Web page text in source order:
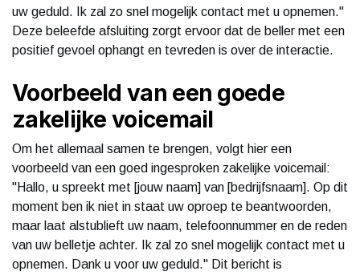
uw geduld. Ik zal zo snel mogelijk contact met u opnemen."
Deze beleefde afsluiting zorgt ervoor dat de beller met een
positief gevoel ophangt en tevreden is over de interactie.
Voorbeeld van een goede
zakelijke voicemail
Om het allemaal samen te brengen, volgt hier een
voorbeeld van een goed ingesproken zakelijke voicemail:
"Hallo, u spreekt met [jouw naam] van [bedrijfsnaam]. Op dit
moment ben ik niet in staat uw oproep te beantwoorden,
maar laat alstublieft uw naam, telefoonnummer en de reden
van uw belletje achter. Ik zal zo snel mogelijk contact met u
opnemen. Dank u voor uw geduld." Dit bericht is